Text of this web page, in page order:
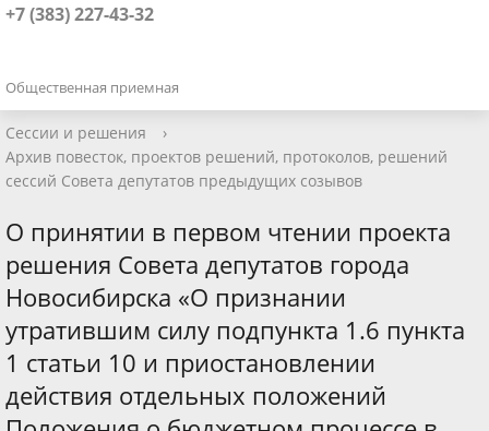
+7 (383) 227-43-32
Общественная приемная
Сессии и решения
›
Архив повесток, проектов решений, протоколов, решений
сессий Совета депутатов предыдущих созывов
О принятии в первом чтении проекта
решения Совета депутатов города
Новосибирска «О признании
утратившим силу подпункта 1.6 пункта
1 статьи 10 и приостановлении
действия отдельных положений